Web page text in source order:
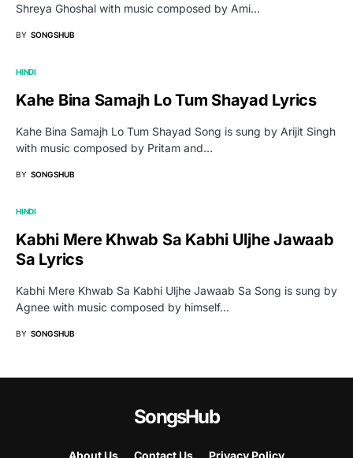
Shreya Ghoshal with music composed by Ami…
BY SONGSHUB
HINDI
Kahe Bina Samajh Lo Tum Shayad Lyrics
Kahe Bina Samajh Lo Tum Shayad Song is sung by Arijit Singh
with music composed by Pritam and…
BY SONGSHUB
HINDI
Kabhi Mere Khwab Sa Kabhi Uljhe Jawaab
Sa Lyrics
Kabhi Mere Khwab Sa Kabhi Uljhe Jawaab Sa Song is sung by
Agnee with music composed by himself…
BY SONGSHUB
SongsHub
About Us Contact Us Privacy Policy